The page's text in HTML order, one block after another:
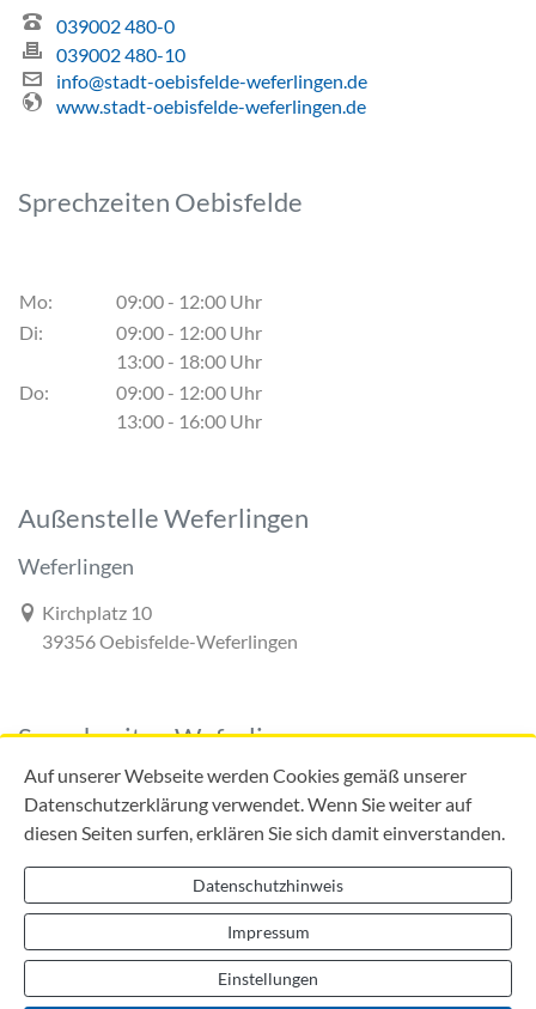
Auf unserer Webseite werden Cookies gemäß unserer
Datenschutzerklärung verwendet. Wenn Sie weiter auf
diesen Seiten surfen, erklären Sie sich damit einverstanden.
Datenschutzhinweis
Impressum
Einstellungen
039002 480-0
039002 480-10
info@stadt-oebisfelde-weferlingen.de
www.stadt-oebisfelde-weferlingen.de
Sprechzeiten Oebisfelde
Mo:
09:00 - 12:00 Uhr
Di:
09:00 - 12:00 Uhr
13:00 - 18:00 Uhr
Do:
09:00 - 12:00 Uhr
13:00 - 16:00 Uhr
Außenstelle Weferlingen
Weferlingen
Link zur Google-Maps Navigation
Kirchplatz 10
39356 Oebisfelde-Weferlingen
Sprechzeiten Weferlingen
Mo:
09:00 - 12:00 Uhr
Di:
09:00 - 12:00 Uhr
13:00 - 18:00 Uhr
09:00 - 12:00 Uhr
13:00 - 16:00 Uhr